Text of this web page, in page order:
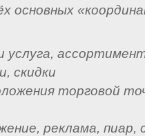
основных
скидки
торговой
реклама, пиар,